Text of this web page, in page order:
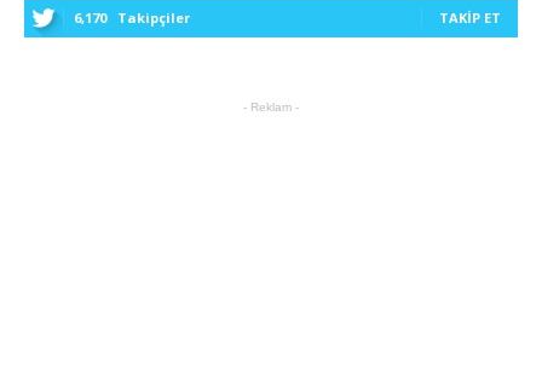
6,170 Takipçiler TAKIP ET
- Reklam -